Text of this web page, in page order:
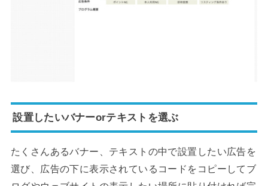
設置したいバナーorテキストを選ぶ
たくさんあるバナー、テキストの中で設置したい広告を
選び、広告の下に表示されているコードをコピーしてブ